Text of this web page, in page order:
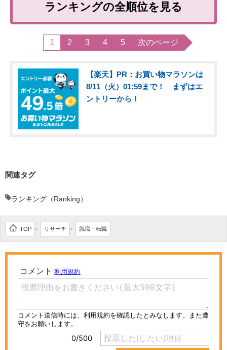
ランキングの全順位を見る
1 2 3 4 5 次のページ
【楽天】PR：お買い物マラソンは
8/11（火）01:59まで！ まずはエ
ントリーから！
関連タグ
ランキング（Ranking）
TOP > リサーチ > 就職・転職